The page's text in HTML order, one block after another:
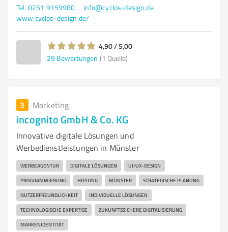
Tel. 0251 9159980
info@cyclos-design.de
www.cyclos-design.de/
4,90 / 5,00
29 Bewertungen (1 Quelle)
3 Marketing
incognito GmbH & Co. KG
Innovative digitale Lösungen und
Werbedienstleistungen in Münster
WERBEAGENTUR DIGITALE LÖSUNGEN UI/UX-DESIGN
PROGRAMMIERUNG HOSTING MÜNSTER STRATEGISCHE PLANUNG
NUTZERFREUNDLICHKEIT INDIVIDUELLE LÖSUNGEN
TECHNOLOGISCHE EXPERTISE ZUKUNFTSSICHERE DIGITALISIERUNG
MARKENIDENTITÄT